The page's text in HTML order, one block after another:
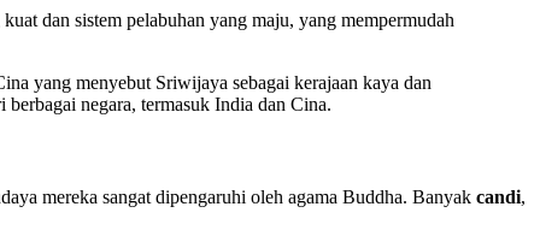
dan sistem pelabuhan yang maju, yang mempermudah
yang menyebut Sriwijaya sebagai kerajaan kaya dan
negara, termasuk India dan Cina.
mereka sangat dipengaruhi oleh agama Buddha. Banyak candi,